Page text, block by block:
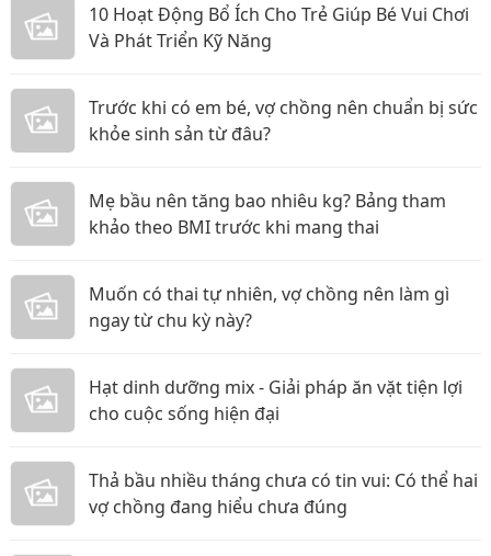
10 Hoạt Động Bổ Ích Cho Trẻ Giúp Bé Vui Chơi
Và Phát Triển Kỹ Năng
Trước khi có em bé, vợ chồng nên chuẩn bị sức
khỏe sinh sản từ đâu?
Mẹ bầu nên tăng bao nhiêu kg? Bảng tham
khảo theo BMI trước khi mang thai
Muốn có thai tự nhiên, vợ chồng nên làm gì
ngay từ chu kỳ này?
Hạt dinh dưỡng mix - Giải pháp ăn vặt tiện lợi
cho cuộc sống hiện đại
Thả bầu nhiều tháng chưa có tin vui: Có thể hai
vợ chồng đang hiểu chưa đúng